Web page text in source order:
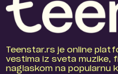
Teenstar.rs je online
vestima iz sveta muzike,
naglaskom na popularnu